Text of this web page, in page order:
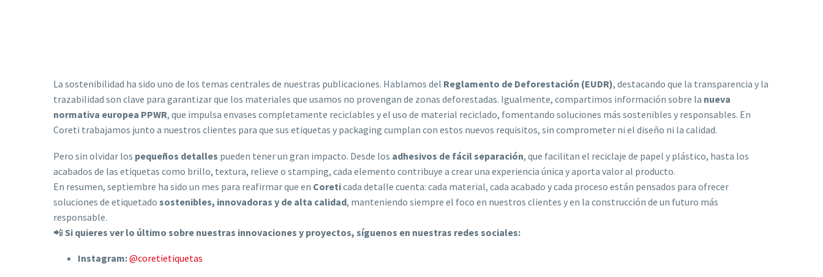
La sostenibilidad ha sido uno de los temas centrales de nuestras publicaciones. Hablamos del Reglamento de Deforestación (EUDR), destacando que la transparencia y la
trazabilidad son clave para garantizar que los materiales que usamos no provengan de zonas deforestadas. Igualmente, compartimos información sobre la nueva
normativa europea PPWR, que impulsa envases completamente reciclables y el uso de material reciclado, fomentando soluciones más sostenibles y responsables. En
Coreti trabajamos junto a nuestros clientes para que sus etiquetas y packaging cumplan con estos nuevos requisitos, sin comprometer ni el diseño ni la calidad.
Pero sin olvidar los pequeños detalles pueden tener un gran impacto. Desde los adhesivos de fácil separación, que facilitan el reciclaje de papel y plástico, hasta los
acabados de las etiquetas como brillo, textura, relieve o stamping, cada elemento contribuye a crear una experiencia única y aporta valor al producto.
En resumen, septiembre ha sido un mes para reafirmar que en Coreticada detalle cuenta: cada material, cada acabado y cada proceso están pensados para ofrecer
soluciones de etiquetado sostenibles, innovadoras y de alta calidad, manteniendo siempre el foco en nuestros clientes y en la construcción de un futuro más
responsable.
📲 Si quieres ver lo último sobre nuestras innovaciones y proyectos, síguenos en nuestras redes sociales:
Instagram:@coretietiquetas